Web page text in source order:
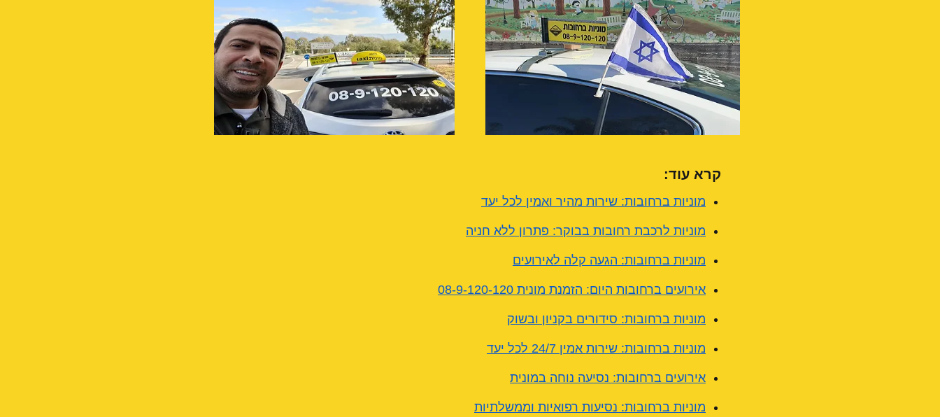
קרא עוד:
מוניות ברחובות: שירות מהיר ואמין לכל יעד
מוניות לרכבת רחובות בבוקר: פתרון ללא חניה
מוניות ברחובות: הגעה קלה לאירועים
אירועים ברחובות היום: הזמנת מונית 08-9-120-120
מוניות ברחובות: סידורים בקניון ובשוק
מוניות ברחובות: שירות אמין 24/7 לכל יעד
אירועים ברחובות: נסיעה נוחה במונית
מוניות ברחובות: נסיעות רפואיות וממשלתיות